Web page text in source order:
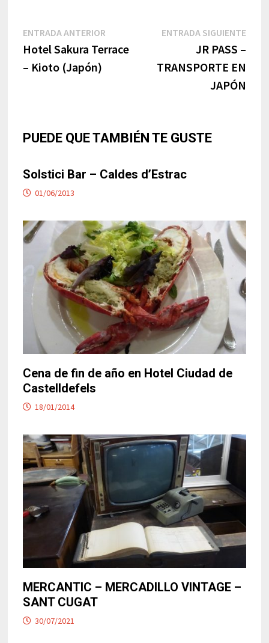
Navegación
de
entradas
ENTRADA ANTERIOREntrada
anterior:
Hotel Sakura Terrace
– Kioto (Japón)
ENTRADA SIGUIENTE
JR PASS –
TRANSPORTE EN
JAPÓN
PUEDE QUE TAMBIÉN TE GUSTE
Solstici Bar – Caldes d’Estrac
01/06/2013
Cena de fin de año en Hotel Ciudad de
Castelldefels
18/01/2014
MERCANTIC – MERCADILLO VINTAGE –
SANT CUGAT
30/07/2021